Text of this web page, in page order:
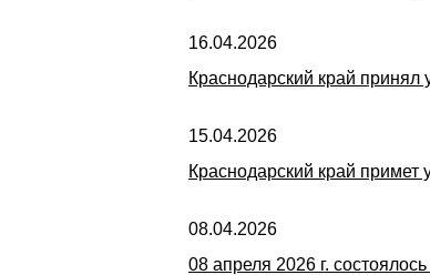
16.04.2026
Краснодарский край
15.04.2026
Краснодарский край примет
08.04.2026
08 апреля 2026 г.